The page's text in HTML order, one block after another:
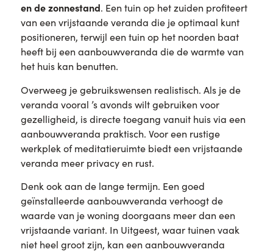
en de zonnestand. Een tuin op het zuiden profiteert
van een vrijstaande veranda die je optimaal kunt
positioneren, terwijl een tuin op het noorden baat
heeft bij een aanbouwveranda die de warmte van
het huis kan benutten.
Overweeg je gebruikswensen realistisch. Als je de
veranda vooral ’s avonds wilt gebruiken voor
gezelligheid, is directe toegang vanuit huis via een
aanbouwveranda praktisch. Voor een rustige
werkplek of meditatieruimte biedt een vrijstaande
veranda meer privacy en rust.
Denk ook aan de lange termijn. Een goed
geïnstalleerde aanbouwveranda verhoogt de
waarde van je woning doorgaans meer dan een
vrijstaande variant. In Uitgeest, waar tuinen vaak
niet heel groot zijn, kan een aanbouwveranda